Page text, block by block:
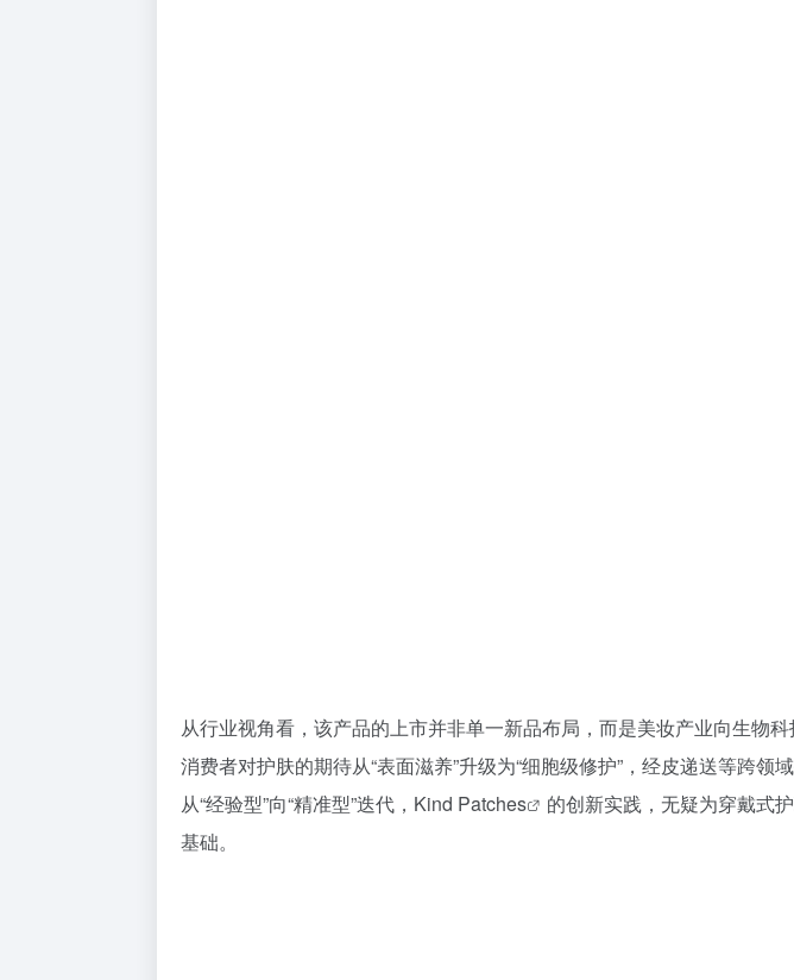
从行业视角看，该产品的上市并非单一新品布局，而是美妆产业向生物
消费者对护肤的期待从“表面滋养”升级为“细胞级修护”，经皮递送等跨领
从“经验型”向“精准型”迭代， Kind Patches
的创新实践，无疑为穿戴式
基础。